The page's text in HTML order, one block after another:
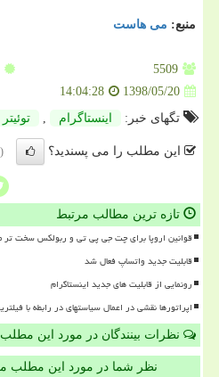
منبع: می هاست
5509
1398/05/20
14:04:28
تگهای خبر:
اینستاگرام , توئیتر
این مطلب را می پسندید؟ (1)
تازه ترین مطالب مرتبط
قوانین اروپا برای چت جی پی تی و ربولکس سخت
قابلیت جدید واتساپ فعال شد
رونمایی از قابلیت های جدید اینستاگرام
اپراتورها نقشی در اعمال سیاستهای در رابطه با
نظرات بینندگان در مورد این مطلب
نظر شما در مورد این مطلب